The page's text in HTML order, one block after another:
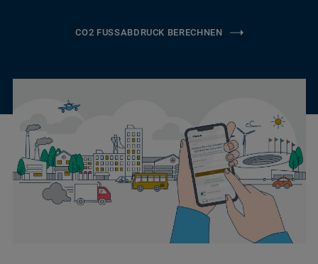
CO2 FUSSABDRUCK BERECHNEN